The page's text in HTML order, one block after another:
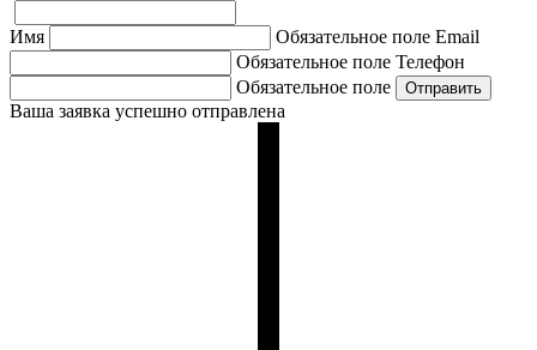
Имя Обязательное поле Email
Обязательное поле Телефон
Обязательное поле
Ваша заявка успешно отправлена